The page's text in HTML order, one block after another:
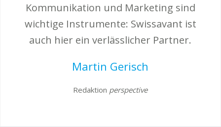
Kommunikation und Marketing sind
wichtige Instrumente: Swissavant ist
auch hier ein verlässlicher Partner.
Martin Gerisch
Redaktion perspective